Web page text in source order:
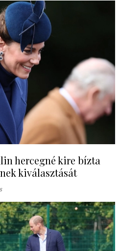
hercegné kire bízta
kiválasztását